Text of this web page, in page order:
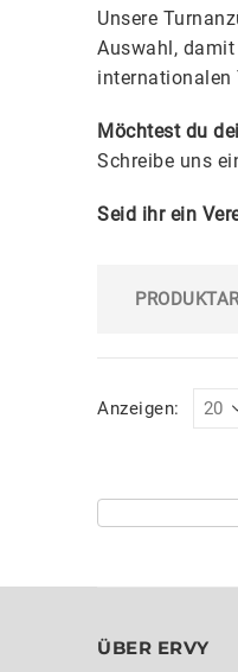
Unsere
Auswahl,
internationalen
Möchtest du
Schreibe uns
Seid ihr ein
Anzeigen:
ÜBER ERVY